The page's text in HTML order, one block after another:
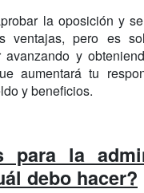
la oposición y
ventajas, pero es
avanzando y
aumentará tu
y beneficios.
para la
debo hacer?